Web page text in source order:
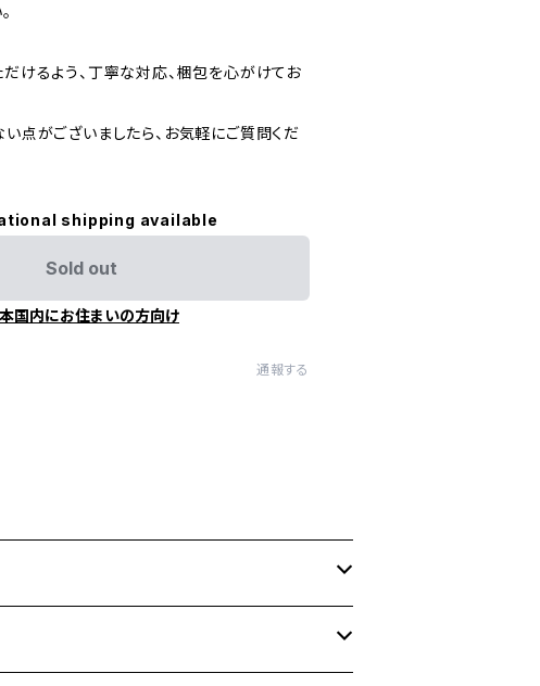
けるよう、丁寧な対応、梱包を心がけてお
点がございましたら、お気軽にご質問くだ
shipping available
Sold out
国内にお住まいの方向け
通報する